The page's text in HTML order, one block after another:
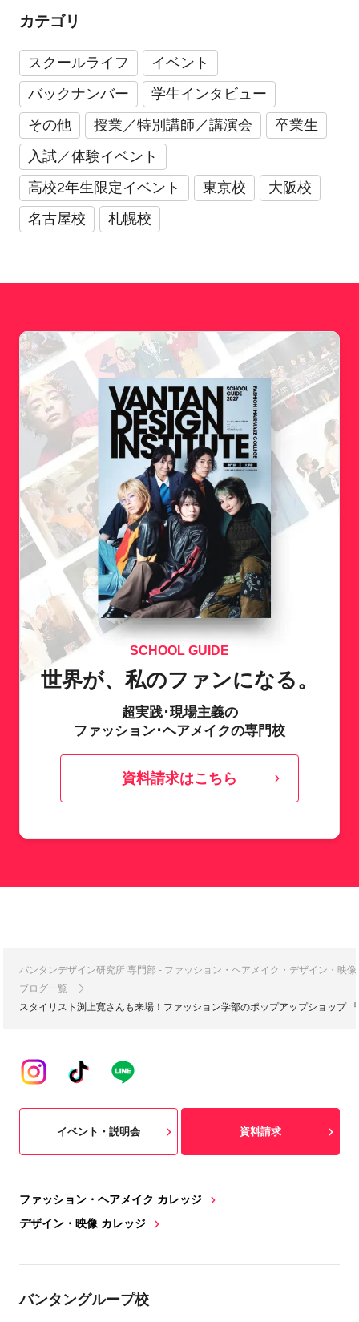
カテゴリ
スクールライフ
イベント
バックナンバー
学生インタビュー
その他
授業／特別講師／講演会
卒業生
入試／体験イベント
高校2年生限定イベント
東京校
大阪校
名古屋校
札幌校
SCHOOL GUIDE
世界が、私のファンになる。
超実践･現場主義の
ファッション･ヘアメイクの専門校
資料請求はこちら
バンタンデザイン研究所 専門部 - ファッション・ヘアメイク・デザイン・映
ブログ一覧
スタイリスト渕上寛さんも来場！ファッション学部のポップアップショッ
ファッション・ヘアメイク カレッジ
デザイン・映像 カレッジ
イベント・説明会 資料請求
バンタングループ校